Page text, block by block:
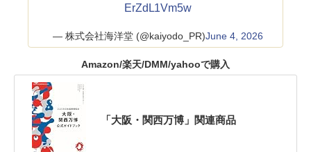
ErZdL1Vm5w
— 株式会社海洋堂 (@kaiyodo_PR)June 4, 2026
Amazon/楽天/DMM/yahooで購入
「大阪・関西万博」関連商品